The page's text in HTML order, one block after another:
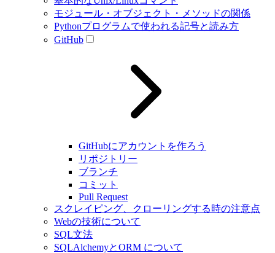
モジュール・オブジェクト・メソッドの関係
Pythonプログラムで使われる記号と読み方
GitHub
GitHubにアカウントを作ろう
リポジトリー
ブランチ
コミット
Pull Request
スクレイピング、クローリングする時の注意点
Webの技術について
SQL文法
SQLAlchemyとORM について